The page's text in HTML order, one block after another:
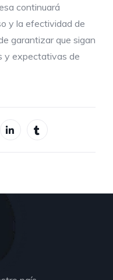
continuará
y la efectividad de
garantizar que sigan
y expectativas de